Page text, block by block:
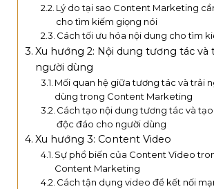
Lý do tại sao Content Marketing
cho tìm kiếm giọng nói
Cách tối ưu hóa nội dung cho tìm
Xu hướng 2: Nội dung tương tác và
người dùng
Mối quan hệ giữa tương tác và trải
dùng trong Content Marketing
Cách tạo nội dung tương tác và
độc đáo cho người dùng
Xu hướng 3: Content Video
Sự phổ biến của Content Video
Content Marketing
Cách tận dụng video để kết nối